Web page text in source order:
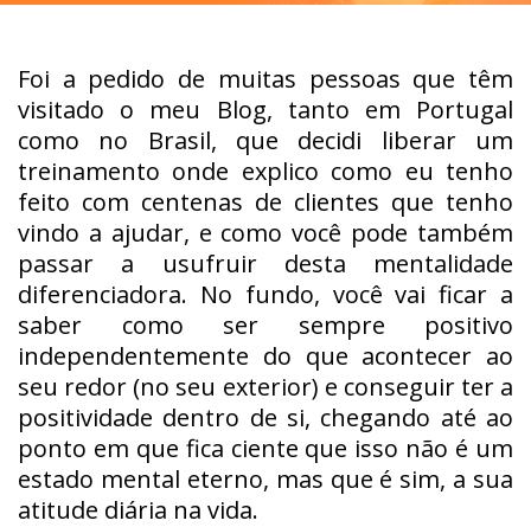
Foi a pedido de muitas pessoas que têm
visitado o meu Blog, tanto em Portugal
como no Brasil, que decidi liberar um
treinamento onde explico como eu tenho
feito com centenas de clientes que tenho
vindo a ajudar, e como você pode também
passar a usufruir desta mentalidade
diferenciadora. No fundo, você vai ficar a
saber como ser sempre positivo
independentemente do que acontecer ao
seu redor (no seu exterior) e conseguir ter a
positividade dentro de si, chegando até ao
ponto em que fica ciente que isso não é um
estado mental eterno, mas que é sim, a sua
atitude diária na vida.